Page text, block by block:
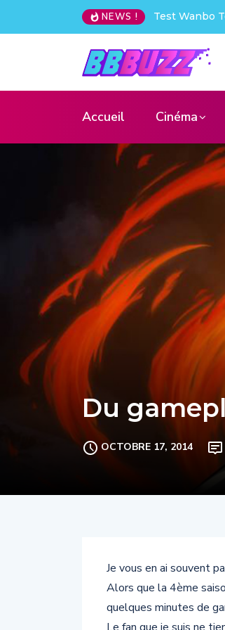
NEWS !
: le vidéoprojecteur nomade qui déchire
Accueil Cinéma
Du
OCTOBRE 17, 2014
Je vous en ai souvent
Alors que la 4ème
quelques minutes de